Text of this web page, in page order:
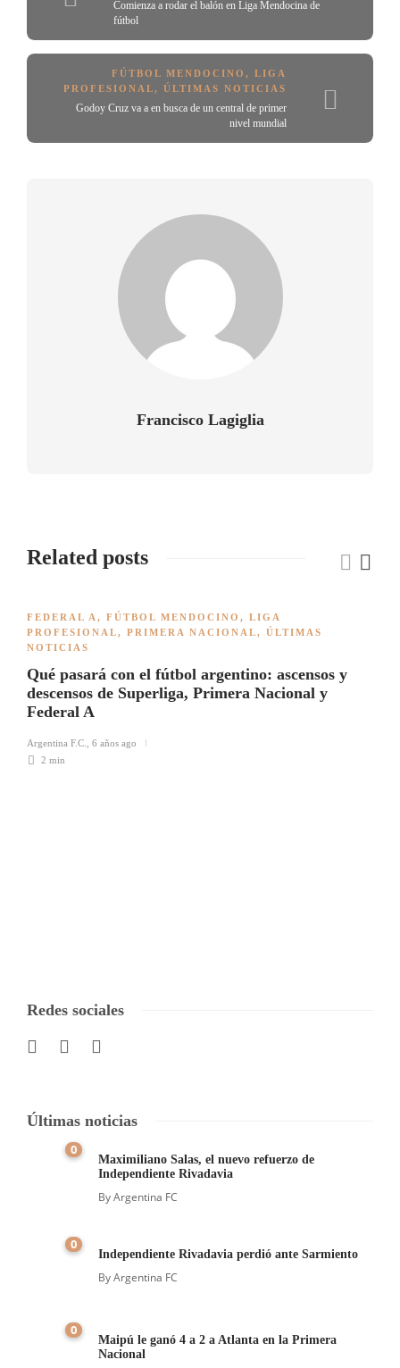
Comienza a rodar el balón en Liga Mendocina de
fútbol
FÚTBOL MENDOCINO , LIGA
PROFESIONAL, ÚLTIMAS NOTICIAS
Godoy Cruz va a en busca de un central de primer
nivel mundial
Francisco Lagiglia
Related posts
FEDERAL A , FÚTBOL MENDOCINO , LIGA
PROFESIONAL, PRIMERA NACIONAL, ÚLTIMAS
NOTICIAS
Qué pasará con el fútbol argentino: ascensos y
descensos de Superliga, Primera Nacional y
Federal A
Argentina F.C.
6 años ago
2 min
Redes sociales
Últimas noticias
0
Maximiliano Salas, el nuevo refuerzo de
Independiente Rivadavia
ByArgentina FC
0
Independiente Rivadavia perdió ante Sarmiento
ByArgentina FC
0
Maipú le ganó 4 a 2 a Atlanta en la Primera
Nacional